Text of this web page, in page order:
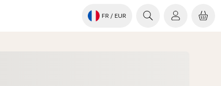
FR / EUR